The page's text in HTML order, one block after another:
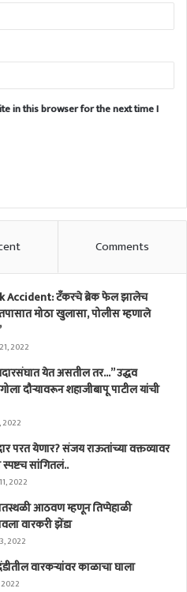
in this browser for the next time I
Comments
Accident: टँकरचे ब्रेक फेल झालेच
मोठा खुलासा, पोलीस म्हणाले
2022
येत असतील तर…” उद्धव
दौऱ्यावरून शहाजीबापू पाटील यांची
2022
परत येणार? संजय राऊतांच्या वक्तव्यावर
सांगितलं..
2022
आठवण म्हणून तिप्पेहाळी
वारकरी झेंडा
2022
वारकर्‍यांवर काळाचा घाला